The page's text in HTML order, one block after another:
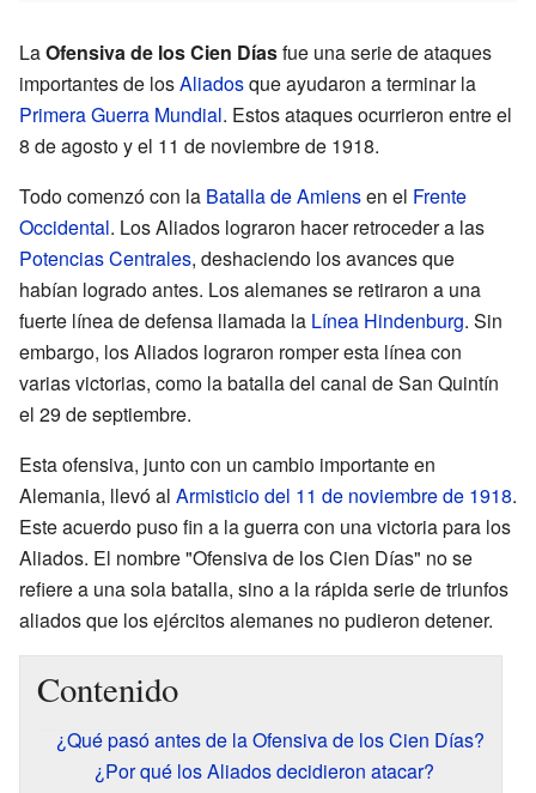
LaOfensiva de los Cien Díasfue una serie de ataques
importantes de losAliadosque ayudaron a terminar la
Primera Guerra Mundial. Estos ataques ocurrieron entre el
8 de agosto y el 11 de noviembre de 1918.
Todo comenzó con la Batalla de Amiensen el Frente
Occidental. Los Aliados lograron hacer retroceder a las
Potencias Centrales, deshaciendo los avances que
habían logrado antes. Los alemanes se retiraron a una
fuerte línea de defensa llamada la Línea Hindenburg. Sin
embargo, los Aliados lograron romper esta línea con
varias victorias, como la batalla del canal de San Quintín
el 29 de septiembre.
Esta ofensiva, junto con un cambio importante en
Alemania, llevó al Armisticio del 11 de noviembre de 1918.
Este acuerdo puso fin a la guerra con una victoria para los
Aliados. El nombre "Ofensiva de los Cien Días" no se
refiere a una sola batalla, sino a la rápida serie de triunfos
aliados que los ejércitos alemanes no pudieron detener.
Contenido
¿Qué pasó antes de la Ofensiva de los Cien Días?
¿Por qué los Aliados decidieron atacar?